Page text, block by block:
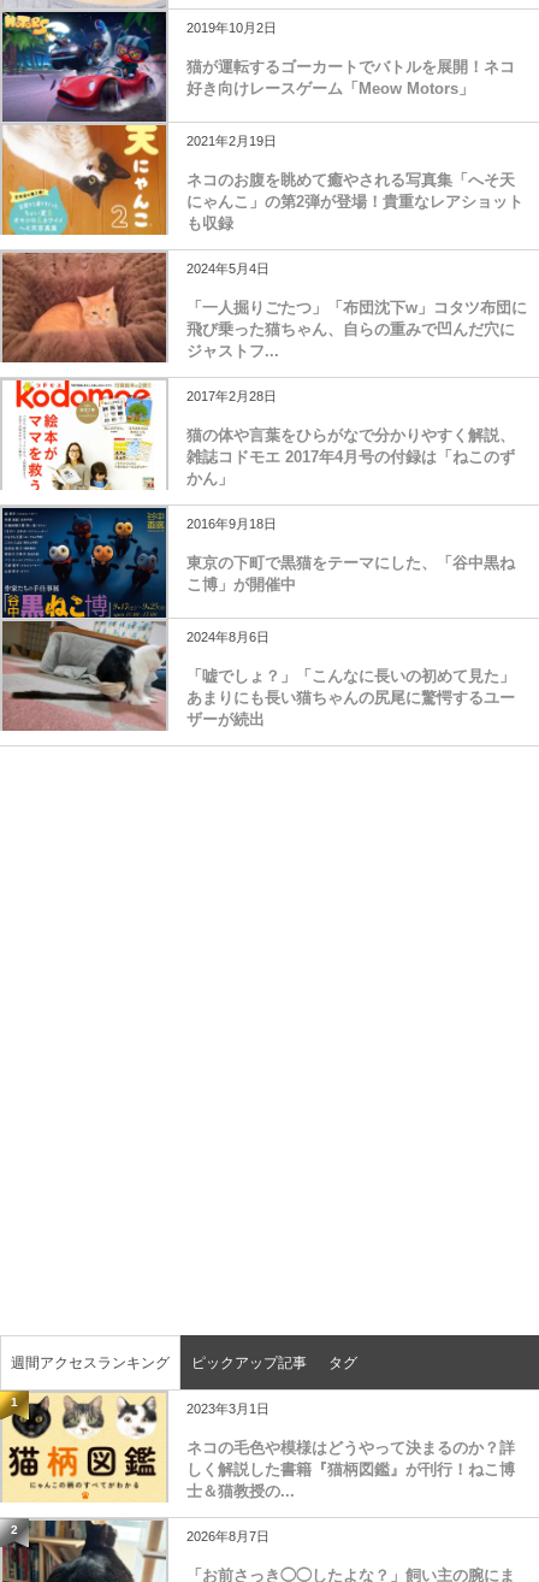
2019年10月2日
猫が運転するゴーカートでバトルを展開！ネコ
好き向けレースゲーム「Meow Motors」
2021年2月19日
ネコのお腹を眺めて癒やされる写真集「へそ天
にゃんこ」の第2弾が登場！貴重なレアショット
も収録
2024年5月4日
「一人掘りごたつ」「布団沈下w」コタツ布団に
飛び乗った猫ちゃん、自らの重みで凹んだ穴に
ジャストフ...
2017年2月28日
猫の体や言葉をひらがなで分かりやすく解説、
雑誌コドモエ 2017年4月号の付録は「ねこのず
かん」
2016年9月18日
東京の下町で黒猫をテーマにした、「谷中黒ね
こ博」が開催中
2024年8月6日
「嘘でしょ？」「こんなに長いの初めて見た」
あまりにも長い猫ちゃんの尻尾に驚愕するユー
ザーが続出
週間アクセスランキング ピックアップ記事 タグ
1 2023年3月1日
ネコの毛色や模様はどうやって決まるのか？詳
しく解説した書籍『猫柄図鑑』が刊行！ねこ博
士＆猫教授の...
2 2026年8月7日
「お前さっき◯◯したよな？」飼い主の腕にま